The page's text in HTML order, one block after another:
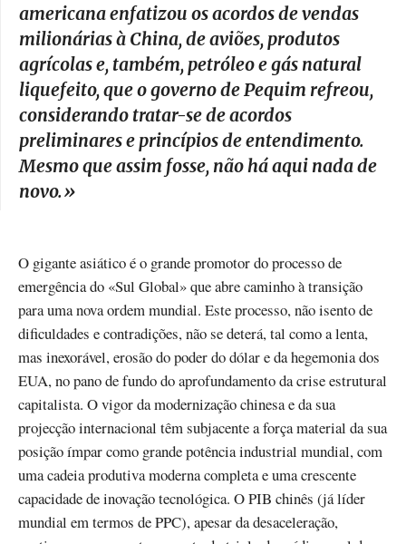
americana enfatizou os acordos de vendas
milionárias à China, de aviões, produtos
agrícolas e, também, petróleo e gás natural
liquefeito, que o governo de Pequim refreou,
considerando tratar-se de acordos
preliminares e princípios de entendimento.
Mesmo que assim fosse, não há aqui nada de
novo.»
O gigante asiático é o grande promotor do processo de
emergência do «Sul Global» que abre caminho à transição
para uma nova ordem mundial. Este processo, não isento de
dificuldades e contradições, não se deterá, tal como a lenta,
mas inexorável, erosão do poder do dólar e da hegemonia dos
EUA, no pano de fundo do aprofundamento da crise estrutural
capitalista. O vigor da modernização chinesa e da sua
projecção internacional têm subjacente a força material da sua
posição ímpar como grande potência industrial mundial, com
uma cadeia produtiva moderna completa e uma crescente
capacidade de inovação tecnológica. O PIB chinês (já líder
mundial em termos de PPC), apesar da desaceleração,